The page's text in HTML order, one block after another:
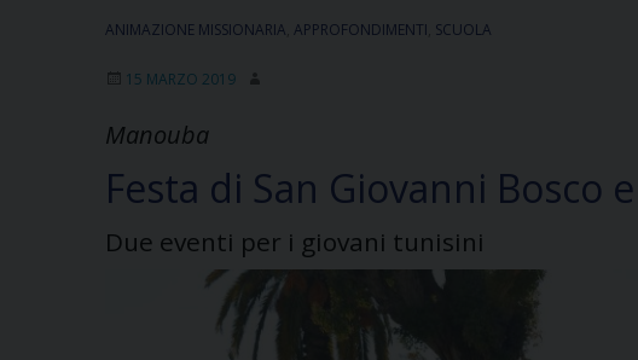
ANIMAZIONE MISSIONARIA APPROFONDIMENTI SCUOLA
15 MARZO 2019
Manouba
Festa di San Giovanni Bosco
Due eventi per i giovani tunisini